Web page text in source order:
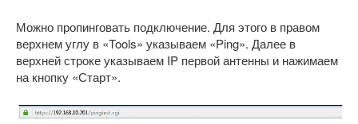
Можно пропинговать подключение. Для этого в правом
верхнем углу в «Tools» указываем «Ping». Далее в
верхней строке указываем IP первой антенны и нажимаем
на кнопку «Старт».